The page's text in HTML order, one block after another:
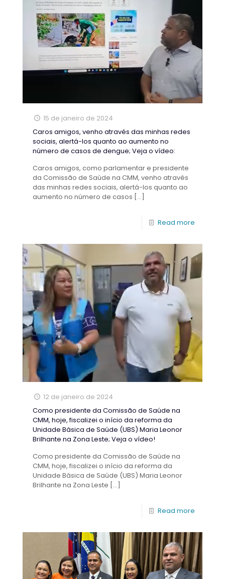
15 de janeiro de 2024
Caros amigos, venho através das minhas redes
sociais, alertá-los quanto ao aumento no
número de casos de dengue; Veja o vídeo:
Caros amigos, como parlamentar e presidente
da Comissão de Saúde na CMM, venho através
das minhas redes sociais, alertá-los quanto ao
aumento no número de casos […]
Read more
12 de janeiro de 2024
Como presidente da Comissão de Saúde na
CMM, hoje, fiscalizei o início da reforma da
Unidade Básica de Saúde (UBS) Maria Leonor
Brilhante na Zona Leste; Veja o vídeo!
Como presidente da Comissão de Saúde na
CMM, hoje, fiscalizei o início da reforma da
Unidade Básica de Saúde (UBS) Maria Leonor
Brilhante na Zona Leste […]
Read more